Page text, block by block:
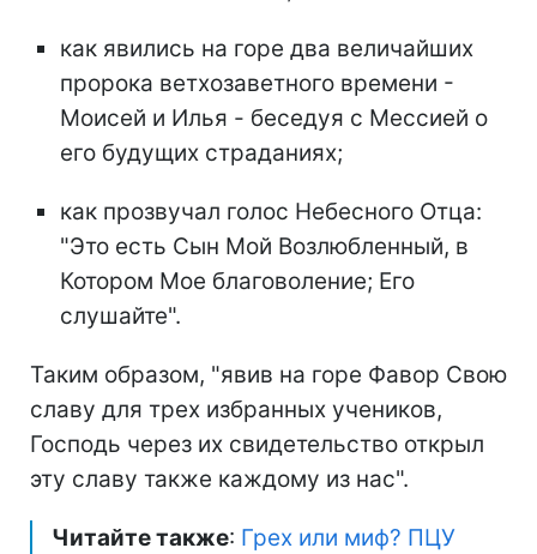
как явились на горе два величайших
пророка ветхозаветного времени -
Моисей и Илья - беседуя с Мессией о
его будущих страданиях;
как прозвучал голос Небесного Отца:
"Это есть Сын Мой Возлюбленный, в
Котором Мое благоволение; Его
слушайте".
Таким образом, "явив на горе Фавор Свою
славу для трех избранных учеников,
Господь через их свидетельство открыл
эту славу также каждому из нас".
Читайте также: Грех или миф? ПЦУ